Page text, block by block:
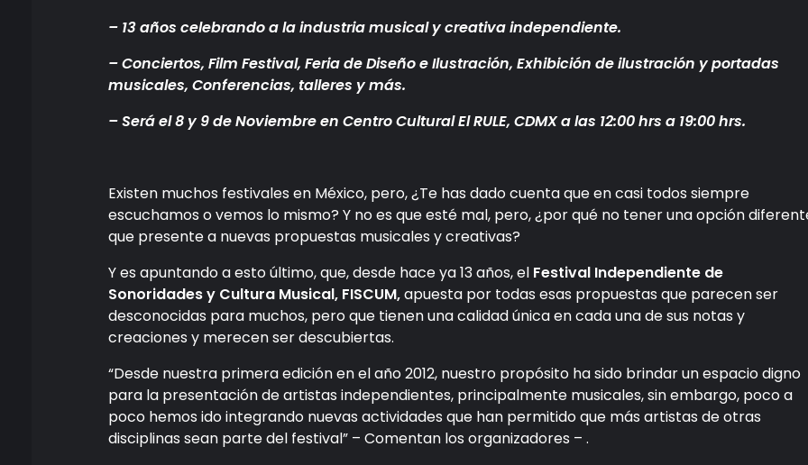
– 13 años celebrando a la industria musical y creativa independiente.
– Conciertos, Film Festival, Feria de Diseño e Ilustración, Exhibición de ilustración y portadas
musicales, Conferencias, talleres y más.
– Será el 8 y 9 de Noviembre en Centro Cultural El RULE, CDMX a las 12:00 hrs a 19:00 hrs.
Existen muchos festivales en México, pero, ¿Te has dado cuenta que en casi todos siempre
escuchamos o vemos lo mismo? Y no es que esté mal, pero, ¿por qué no tener una opción
que presente a nuevas propuestas musicales y creativas?
Y es apuntando a esto último, que, desde hace ya 13 años, el Festival Independiente de
Sonoridades y Cultura Musical, FISCUM,apuesta por todas esas propuestas que parecen ser
desconocidas para muchos, pero que tienen una calidad única en cada una de sus notas y
creaciones y merecen ser descubiertas.
“Desde nuestra primera edición en el año 2012, nuestro propósito ha sido brindar un espacio digno
para la presentación de artistas independientes, principalmente musicales, sin embargo, poco a
poco hemos ido integrando nuevas actividades que han permitido que más artistas de otras
disciplinas sean parte del festival” – Comentan los organizadores – .